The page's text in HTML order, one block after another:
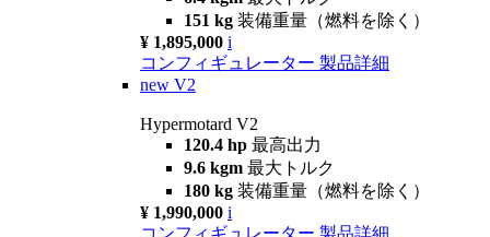
151 kg 装備重量（燃料を除く）
¥ 1,895,000 i
コンフィギュレーター 製品詳細
new V2
Hypermotard V2
120.4 hp 最高出力
9.6 kgm 最大トルク
180 kg 装備重量（燃料を除く）
¥ 1,990,000 i
コンフィギュレーター 製品詳細